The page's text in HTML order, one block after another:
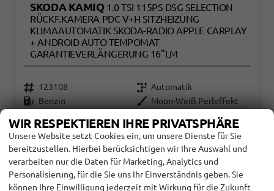
SKODA KAMIQ 1.0 TSI 115PS DSG SELECTION
RÜCKF.KAMERA PDC V+H SITZHEIZUNG
KLIMAAUTOMATIK SKODA-RADIO APPLE CARPLAY
+ ANDROID AUTO TEMPOMAT
GARANTIEVERLÄNGERUNG 16"LM
123108
Automatik
Benzin
Moon-Weiß Perleffekt
24.06.2026
26.490,– €
incl. 19% MwSt.
Details
WIR RESPEKTIEREN IHRE PRIVATSPHÄRE
Unsere Website setzt Cookies ein, um unsere Dienste für Sie
bereitzustellen. Hierbei berücksichtigen wir Ihre Auswahl und
verarbeiten nur die Daten für Marketing, Analytics und
Personalisierung, für die Sie uns Ihr Einverständnis geben. Sie
können Ihre Einwilligung jederzeit mit Wirkung für die Zukunft